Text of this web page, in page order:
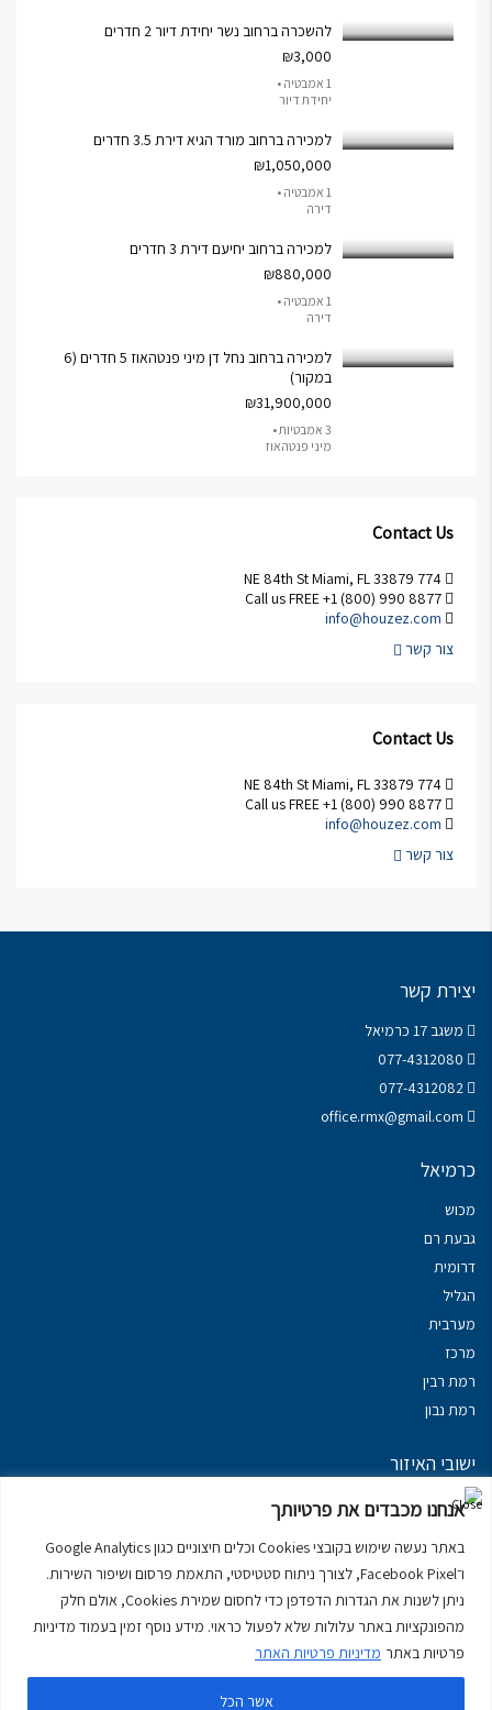
אנחנו מכבדים את פרטיותך
באתר נעשה שימוש בקובצי Cookies וכלים חיצוניים כגון Google Analytics
ו־Facebook Pixel, לצורך ניתוח סטטיסטי, התאמת פרסום ושיפור השירות.
ניתן לשנות את הגדרות הדפדפן כדי לחסום שמירת Cookies, אולם חלק
מהפונקציות באתר עלולות שלא לפעול כראוי. מידע נוסף זמין בעמוד מדיניות
פרטיות באתר מדיניות פרטיות האתר
אשר הכל
להשכרה ברחוב נשר יחידת דיור 2 חדרים
₪3,000
1 אמבטיה •
יחידת דיור
למכירה ברחוב מורד הגיא דירת 3.5 חדרים
₪1,050,000
1 אמבטיה •
דירה
למכירה ברחוב יחיעם דירת 3 חדרים
₪880,000
1 אמבטיה •
דירה
למכירה ברחוב נחל דן מיני פנטהאוז 5 חדרים (6
במקור)
₪31,900,000
3 אמבטיות •
מיני פנטהאוז
Contact Us
info@houzez.com
צור קשר
Contact Us
info@houzez.com
צור קשר
יצירת קשר
משגב 17 כרמיאל
office.rmx@gmail.com
כרמיאל
מכוש
גבעת רם
דרומית
הגליל
מערבית
מרכז
רמת רבין
רמת נבון
ישובי האיזור
נכסים במשגב
מרום הגליל
יצירת קשר